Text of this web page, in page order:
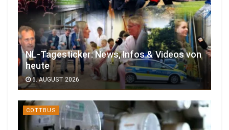
NL-Tagesticker: News, Infos & Videos von
heute
6. AUGUST 2026
COTTBUS